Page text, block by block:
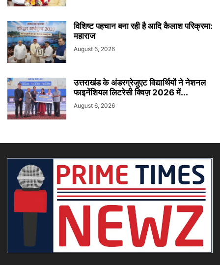
विशिष्ट पहचान बना रही है आदि कैलाश परिक्रमा:
महाराज
August 6, 2026
उत्तराखंड के अंडरग्रेजुएट विद्यार्थियों ने नेशनल
फाइनेंशियल लिटरेसी क्विज़ 2026 में...
August 6, 2026